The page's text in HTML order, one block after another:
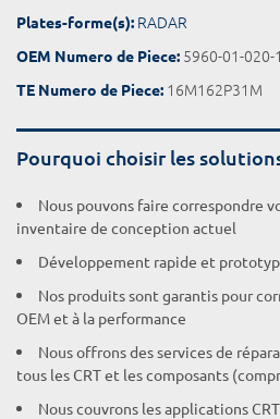
Plates-forme(s): RADAR
OEM Numero de Piece: 5960-01-020-
TE Numero de Piece: 16M162P31M
Pourquoi choisir les
Nous pouvons faire correspondre
inventaire de conception actuel
Développement rapide et
Nos produits sont garantis pour
OEM et à la performance
Nous offrons des services de
tous les CRT et les composants
Nous couvrons les applications